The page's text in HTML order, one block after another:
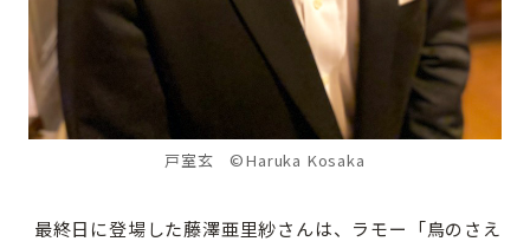
戸室玄 ©Haruka Kosaka
最終日に登場した藤澤亜里紗さんは、ラモー「鳥のさえ